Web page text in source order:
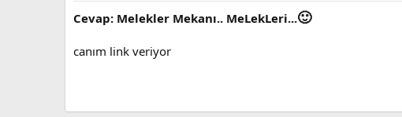
Cevap: Melekler Mekanı.. MeLekLeri...🙂
canım link veriyor